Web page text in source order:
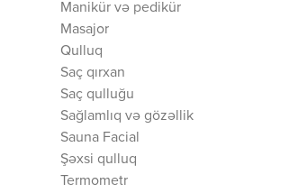
Manikür və pedikür
Masajor
Qulluq
Saç qırxan
Saç qulluğu
Sağlamlıq və gözəllik
Sauna Facial
Şəxsi qulluq
Termometr